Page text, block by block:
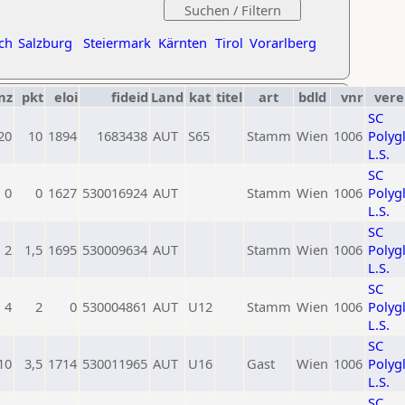
Salzburg Steiermark Kärnten Tirol Vorarlberg
pkt eloi fideid Land kat titel art bdld vnr
10 1894 1683438 AUT S65 Stamm Wien 1006
SC
L.S.
0 0 1627 530016924 AUT Stamm Wien 1006
SC
L.S.
2 1,5 1695 530009634 AUT Stamm Wien 1006
SC
L.S.
4 2 0 530004861 AUT U12 Stamm Wien 1006
SC
L.S.
3,5 1714 530011965 AUT U16 Gast Wien 1006
SC
L.S.